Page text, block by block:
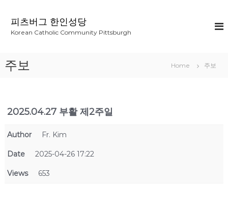
피츠버그 한인성당
Korean Catholic Community Pittsburgh
주보 Home 주보
2025.04.27 부활 제2주일
Author Fr. Kim
Date 2025-04-26 17:22
Views 653